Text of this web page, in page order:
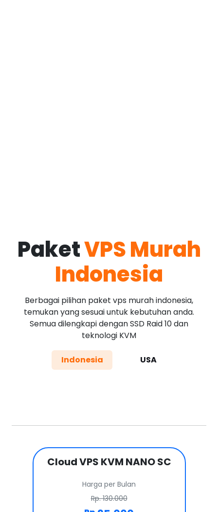
PaketVPS Murah
Indonesia
Berbagai pilihan paket vps murah indonesia,
temukan yang sesuai untuk kebutuhan anda.
Semua dilengkapi dengan SSD Raid 10 dan
teknologi KVM
Indonesia USA
Cloud VPS KVM NANO SC
Harga per Bulan
Rp. 130.000